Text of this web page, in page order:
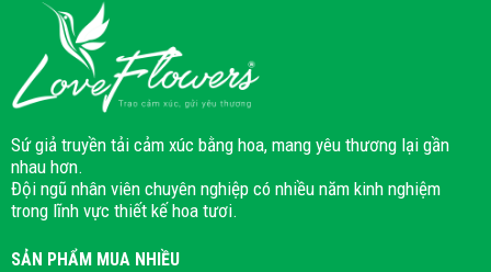
Sứ giả truyền tải cảm xúc bằng hoa, mang yêu thương lại gần
nhau hơn.
Đội ngũ nhân viên chuyên nghiệp có nhiều năm kinh nghiệm
trong lĩnh vực thiết kế hoa tươi.
SẢN PHẨM MUA NHIỀU